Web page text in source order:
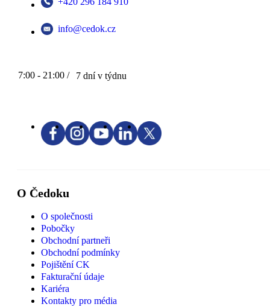
info@cedok.cz
7:00 - 21:00 / 7 dní v týdnu
O Čedoku
O společnosti
Pobočky
Obchodní partneři
Obchodní podmínky
Pojištění CK
Fakturační údaje
Kariéra
Kontakty pro média